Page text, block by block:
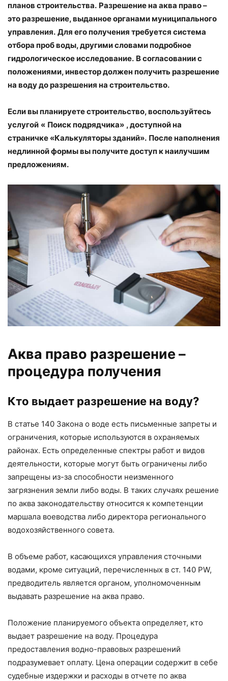
планов строительства. Разрешение на аква право –
это разрешение, выданное органами муниципального
управления. Для его получения требуется система
отбора проб воды, другими словами подробное
гидрологическое исследование. В согласовании с
положениями, инвестор должен получить разрешение
на воду до разрешения на строительство.
Если вы планируете строительство, воспользуйтесь
услугой « Поиск подрядчика» , доступной на
страничке «Калькуляторы зданий». После наполнения
недлинной формы вы получите доступ к наилучшим
предложениям.
Аква право разрешение –
процедура получения
Кто выдает разрешение на воду?
В статье 140 Закона о воде есть письменные запреты и
ограничения, которые используются в охраняемых
районах. Есть определенные спектры работ и видов
деятельности, которые могут быть ограничены либо
запрещены из-за способности неизменного
загрязнения земли либо воды. В таких случаях решение
по аква законодательству относится к компетенции
маршала воеводства либо директора регионального
водохозяйственного совета.
В объеме работ, касающихся управления сточными
водами, кроме ситуаций, перечисленных в ст. 140 PW,
предводитель является органом, уполномоченным
выдавать разрешение на аква право.
Положение планируемого объекта определяет, кто
выдает разрешение на воду. Процедура
предоставления водно-правовых разрешений
подразумевает оплату. Цена операции содержит в себе
судебные издержки и расходы в отчете по аква